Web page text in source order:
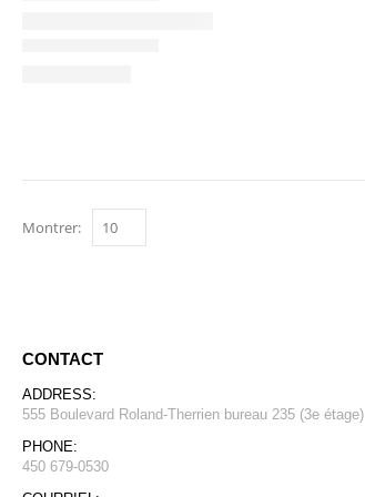
Montrer:
CONTACT
ADDRESS:
555 Boulevard Roland-Therrien bureau 235 (3e étage)
PHONE:
450 679-0530